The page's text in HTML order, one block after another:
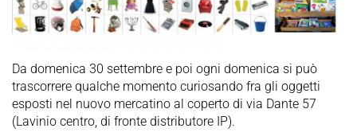
Da domenica 30 settembre e poi ogni domenica si può
trascorrere qualche momento curiosando fra gli oggetti
esposti nel nuovo mercatino al coperto di via Dante 57
(Lavinio centro, di fronte distributore IP).